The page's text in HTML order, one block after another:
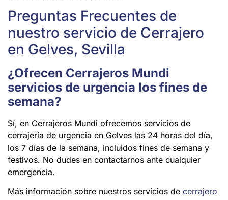
Preguntas Frecuentes de
nuestro servicio de Cerrajero
en Gelves, Sevilla
¿Ofrecen Cerrajeros Mundi
servicios de urgencia los fines de
semana?
Sí, en Cerrajeros Mundi ofrecemos servicios de
cerrajería de urgencia en Gelves las 24 horas del día,
los 7 días de la semana, incluidos fines de semana y
festivos. No dudes en contactarnos ante cualquier
emergencia.
Más información sobre nuestros servicios de cerrajero